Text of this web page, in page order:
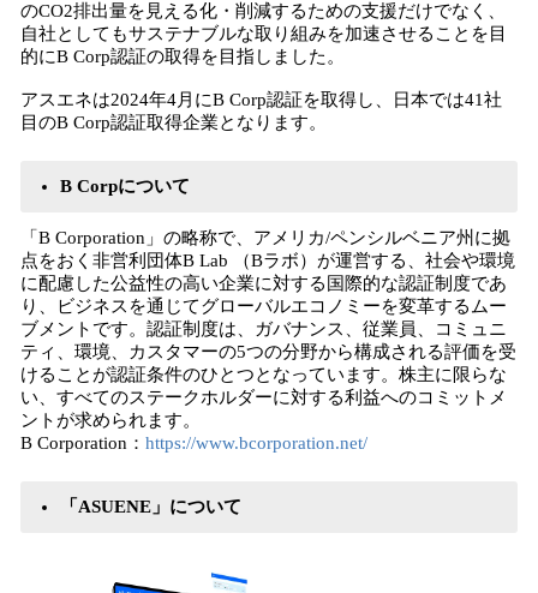
のCO2排出量を見える化・削減するための支援だけでなく、
自社としてもサステナブルな取り組みを加速させることを目
的にB Corp認証の取得を目指しました。
アスエネは2024年4月にB Corp認証を取得し、日本では41社
目のB Corp認証取得企業となります。
B Corpについて
「B Corporation」の略称で、アメリカ/ペンシルベニア州に拠
点をおく非営利団体B Lab （Bラボ）が運営する、社会や環境
に配慮した公益性の高い企業に対する国際的な認証制度であ
り、ビジネスを通じてグローバルエコノミーを変革するムー
ブメントです。認証制度は、ガバナンス、従業員、コミュニ
ティ、環境、カスタマーの5つの分野から構成される評価を受
けることが認証条件のひとつとなっています。株主に限らな
い、すべてのステークホルダーに対する利益へのコミットメ
ントが求められます。
B Corporation： https://www.bcorporation.net/
「ASUENE」について